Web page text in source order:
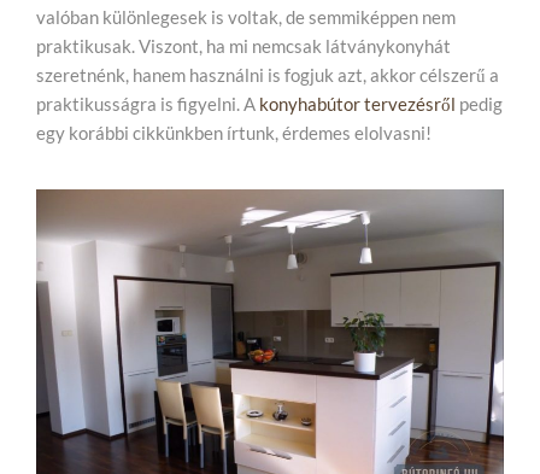
valóban különlegesek is voltak, de semmiképpen nem
praktikusak. Viszont, ha mi nemcsak látványkonyhát
szeretnénk, hanem használni is fogjuk azt, akkor célszerű a
praktikusságra is figyelni. A konyhabútor tervezésről pedig
egy korábbi cikkünkben írtunk, érdemes elolvasni!